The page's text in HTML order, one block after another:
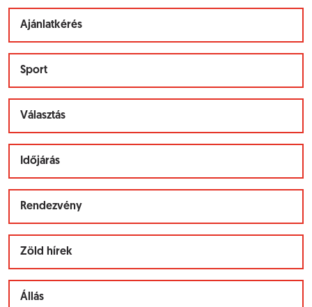
Ajánlatkérés
Sport
Választás
Időjárás
Rendezvény
Zöld hírek
Állás